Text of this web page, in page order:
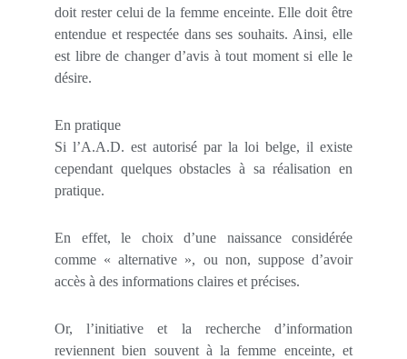
doit rester celui de la femme enceinte. Elle doit être
entendue et respectée dans ses souhaits. Ainsi, elle
est libre de changer d’avis à tout moment si elle le
désire.
En pratique
Si l’A.A.D. est autorisé par la loi belge, il existe
cependant quelques obstacles à sa réalisation en
pratique.
En effet, le choix d’une naissance considérée
comme « alternative », ou non, suppose d’avoir
accès à des informations claires et précises.
Or, l’initiative et la recherche d’information
reviennent bien souvent à la femme enceinte, et